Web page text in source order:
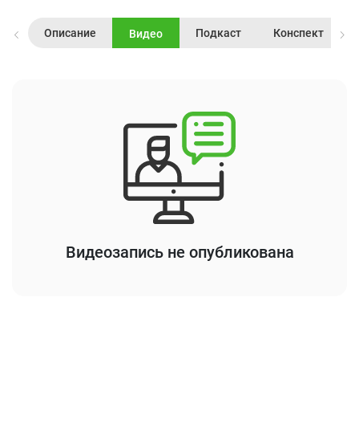
Описание Видео Подкаст Конспект
Видеозапись не опубликована